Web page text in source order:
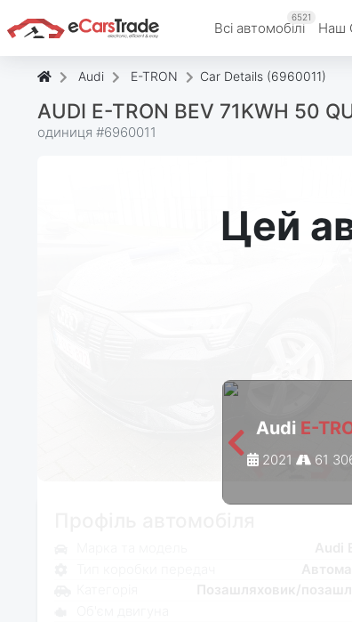
Всі автомобілі
6521
Наш
Audi E-TRON Car Details (6960011)
AUDI E-TRON BEV 71KWH 50
одиниця #6960011
Цей
Audi E-
2021 61